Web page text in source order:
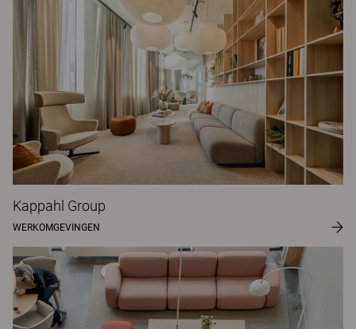
Kappahl Group
WERKOMGEVINGEN